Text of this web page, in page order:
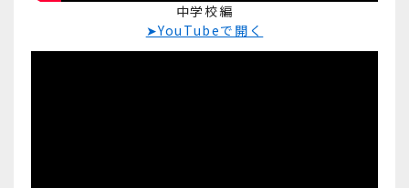
中学校編
➤YouTubeで開く